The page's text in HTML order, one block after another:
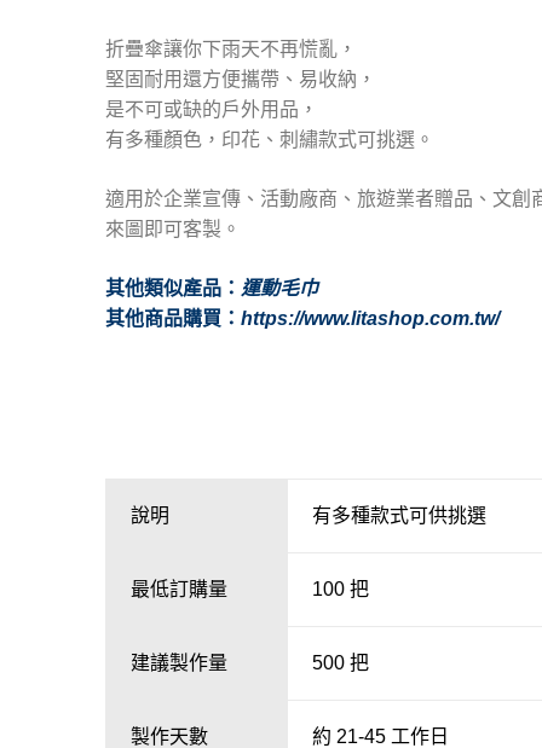
折疊傘讓你下雨天不再慌亂，
堅固耐用還方便攜帶、易收納，
是不可或缺的戶外用品，
有多種顏色，印花、刺繡款式可挑選。
適用於企業宣傳、活動廠商、旅遊業者贈品、文創
來圖即可客製。
其他類似產品： 運動毛巾
其他商品購買： https://www.litashop.com.tw/
說明 有多種款式可供挑選
最低訂購量 100 把
建議製作量 500 把
製作天數 約 21-45 工作日